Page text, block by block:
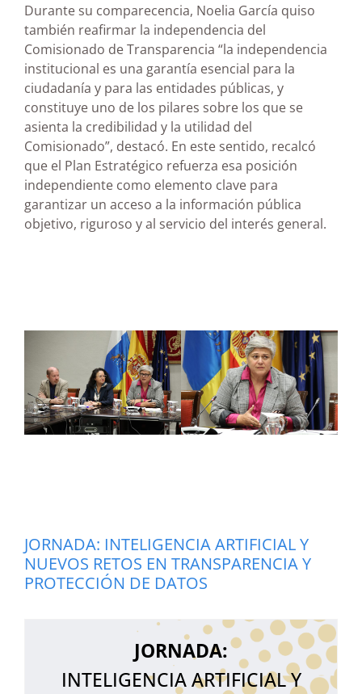
Durante su comparecencia, Noelia García quiso
también reafirmar la independencia del
Comisionado de Transparencia “la independencia
institucional es una garantía esencial para la
ciudadanía y para las entidades públicas, y
constituye uno de los pilares sobre los que se
asienta la credibilidad y la utilidad del
Comisionado”, destacó. En este sentido, recalcó
que el Plan Estratégico refuerza esa posición
independiente como elemento clave para
garantizar un acceso a la información pública
objetivo, riguroso y al servicio del interés general.
JORNADA: INTELIGENCIA ARTIFICIAL Y
NUEVOS RETOS EN TRANSPARENCIA Y
PROTECCIÓN DE DATOS
JORNADA:
INTELIGENCIA ARTIFICIAL Y